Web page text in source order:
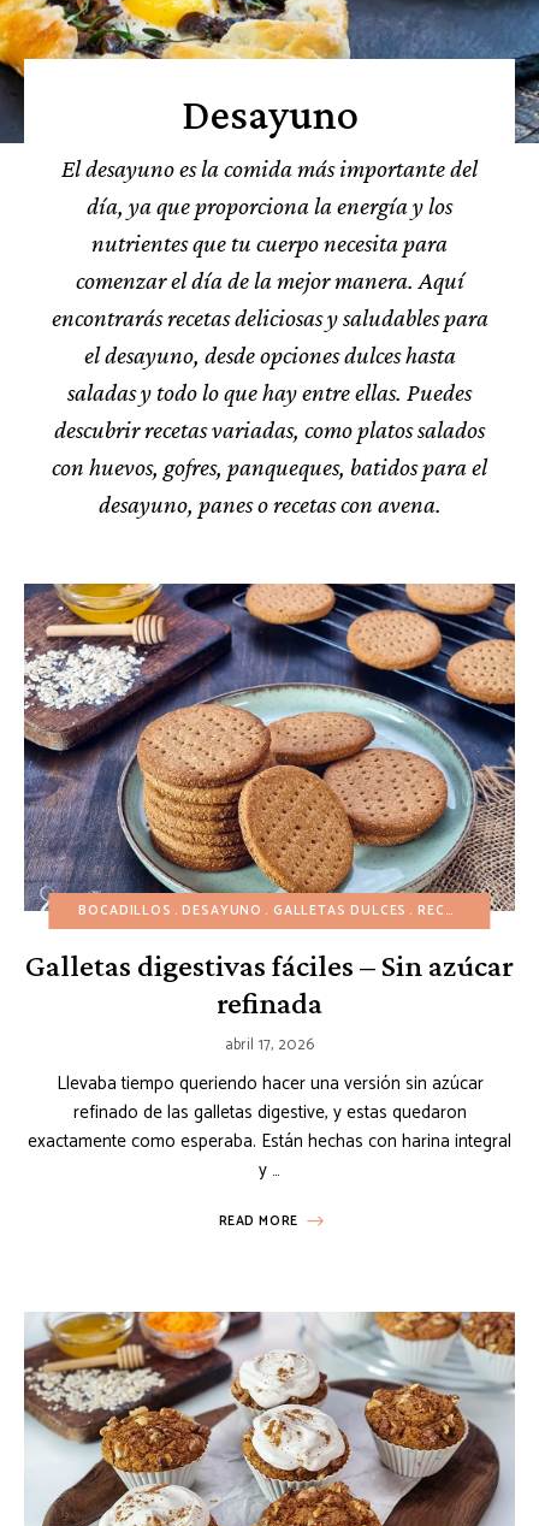
Desayuno
El desayuno es la comida más importante del
día, ya que proporciona la energía y los
nutrientes que tu cuerpo necesita para
comenzar el día de la mejor manera. Aquí
encontrarás recetas deliciosas y saludables para
el desayuno, desde opciones dulces hasta
saladas y todo lo que hay entre ellas. Puedes
descubrir recetas variadas, como platos salados
con huevos, gofres, panqueques, batidos para el
desayuno, panes o recetas con avena.
BOCADILLOS DESAYUNO GALLETAS DULCES RECETAS EUROPEAS
Galletas digestivas fáciles – Sin azúcar
refinada
abril 17, 2026
Llevaba tiempo queriendo hacer una versión sin azúcar
refinado de las galletas digestive, y estas quedaron
exactamente como esperaba. Están hechas con harina integral
y …
READ MORE